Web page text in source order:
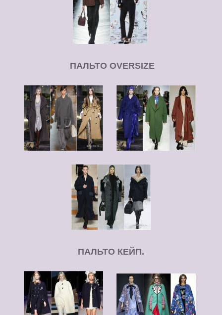
ПАЛЬТО OVERSIZE
ПАЛЬТО КЕЙП.